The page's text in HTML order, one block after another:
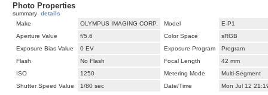
Photo Properties
summary details
Make
OLYMPUS IMAGING CORP. Model
E-P1
Aperture Value
f/5.6 Color Space
sRGB
Exposure Bias Value
0 EV Exposure Program
Program
Flash
No Flash Focal Length
42 mm
ISO
1250 Metering Mode
Multi-Segment
Shutter Speed Value
1/80 sec Date/Time Mon Jul 12